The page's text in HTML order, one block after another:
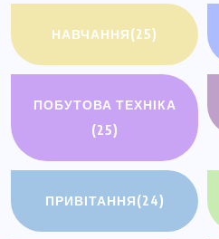
НАВЧАННЯ(25)
ПОБУТОВА ТЕХНІКА
(25)
ПРИВІТАННЯ(24)